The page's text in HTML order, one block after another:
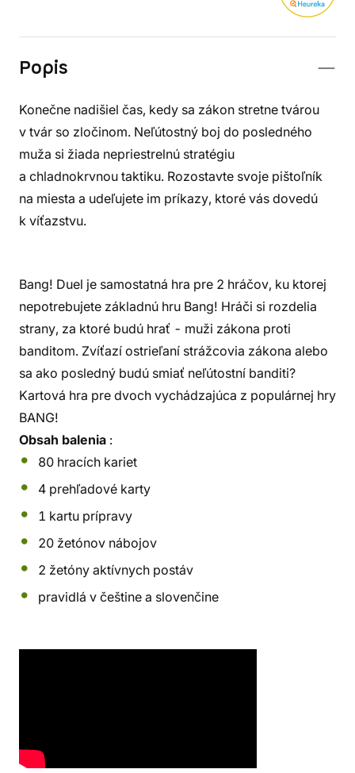
Popis
Konečne nadišiel čas, kedy sa zákon stretne tvárou
v tvár so zločinom. Neľútostný boj do posledného
muža si žiada nepriestrelnú stratégiu
a chladnokrvnou taktiku. Rozostavte svoje pištoľník
na miesta a udeľujete im príkazy, ktoré vás dovedú
k víťazstvu.
Bang! Duel je samostatná hra pre 2 hráčov, ku ktorej
nepotrebujete základnú hru Bang! Hráči si rozdelia
strany, za ktoré budú hrať - muži zákona proti
banditom. Zvíťazí ostrieľaní strážcovia zákona alebo
sa ako posledný budú smiať neľútostní banditi?
Kartová hra pre dvoch vychádzajúca z populárnej hry
BANG!
Obsah balenia :
80 hracích kariet
4 prehľadové karty
1 kartu prípravy
20 žetónov nábojov
2 žetóny aktívnych postáv
pravidlá v češtine a slovenčine